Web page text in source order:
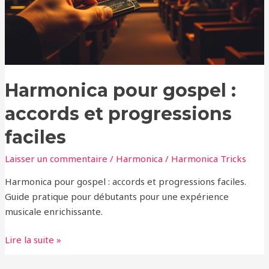
Harmonica pour gospel :
accords et progressions
faciles
Laisser un commentaire / Harmonica / Harmonica Tricks
Harmonica pour gospel : accords et progressions faciles.
Guide pratique pour débutants pour une expérience
musicale enrichissante.
progressions
faciles
Lire la suite »